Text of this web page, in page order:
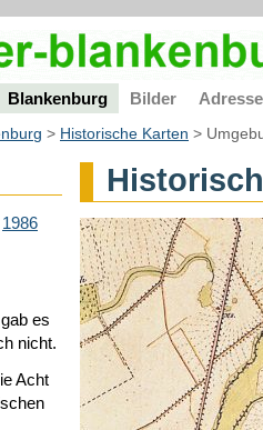
Blankenburg Bilder
> Historische Karten >
1986
es
nicht.
Acht